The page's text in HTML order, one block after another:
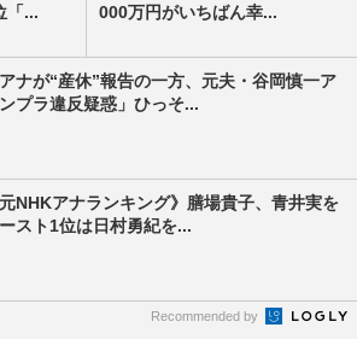
「...
000万円がいちばん幸...
ナが“産休”報告の一方、元夫・谷岡慎一ア
プラ違反疑惑」ひっそ...
元NHKアナランキング》膳場貴子、青井実を
スト1位は日村勇紀を...
Recommended by